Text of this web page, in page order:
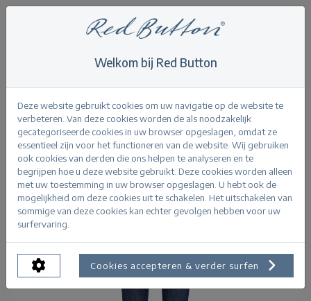
Kate darkstone used
Terug
Welkom bij Red Button
Deze website gebruikt cookies om uw navigatie op de website te
verbeteren. Van deze cookies worden de als noodzakelijk
gecategoriseerde cookies in uw browser opgeslagen, omdat ze
essentieel zijn voor het functioneren van de website. Wij gebruiken
ook cookies van derden die ons helpen te analyseren en te
begrijpen hoe u deze website gebruikt. Deze cookies worden alleen
met uw toestemming in uw browser opgeslagen. U hebt ook de
mogelijkheid om deze cookies uit te schakelen. Het uitschakelen van
sommige van deze cookies kan echter gevolgen hebben voor uw
surfervaring.
Cookies accepteren & verder surfen